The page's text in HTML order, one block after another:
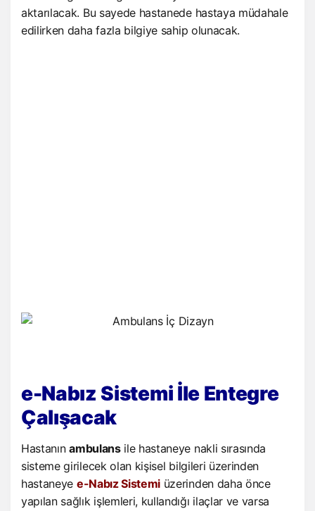
aktarılacak. Bu sayede hastanede hastaya müdahale
edilirken daha fazla bilgiye sahip olunacak.
e-Nabız Sistemi İle Entegre
Çalışacak
Hastanınambulansile hastaneye nakli sırasında
sisteme girilecek olan kişisel bilgileri üzerinden
hastaneye e-Nabız Sistemi üzerinden daha önce
yapılan sağlık işlemleri, kullandığı ilaçlar ve varsa